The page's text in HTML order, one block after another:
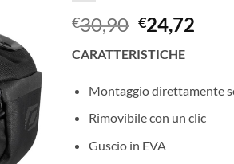
€30,90 Il
prezzo
originale
€30,90.
€24,72
CARATTERISTICHE
Montaggio direttamente
Rimovibile con un clic
Guscio in EVA